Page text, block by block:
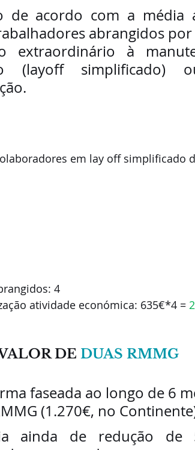
de acordo com a média
abrangidos por
extraordinário à
(layoff simplificado)
em lay off simplificado
4
atividade económica: 635€*4 =
DE DUAS RMMG
faseada ao longo de 6
(1.270€, no
ainda de redução de